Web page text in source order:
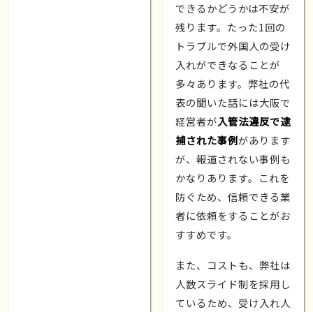
できるかどうかは不安が
残ります。たった1回の
トラブルで外国人の受け
入れができなることが
多々あります。弊社の代
表の聞いた話には大阪で
経営者が入管法違反で逮
捕された事例があります
が、報道されない事例も
かなりあります。これを
防ぐため、信頼できる業
者に依頼をすることがお
すすめです。
また、コストも、弊社は
人数スライド制を採用し
ているため、受け入れ人